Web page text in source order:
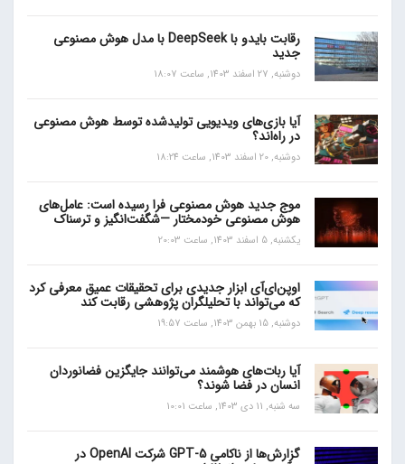
رقابت بایدو با DeepSeek با مدل هوش مصنوعی
جدید
دوشنبه, 27 اسفند 1403, ساعت 18:07
آیا بازی‌های ویدیویی تولیدشده توسط هوش مصنوعی
در راه‌اند؟
دوشنبه, 20 اسفند 1403, ساعت 18:24
موج جدید هوش مصنوعی فرا رسیده است: عامل‌های
هوش مصنوعی خودمختار —شگفت‌انگیز و ترسناک
یکشنبه, 5 اسفند 1403, ساعت 20:03
اوپن‌ای‌آی ابزار جدیدی برای تحقیقات عمیق معرفی کرد
که می‌تواند با تحلیلگران پژوهشی رقابت کند
دوشنبه, 15 بهمن 1403, ساعت 19:57
آیا ربات‌های هوشمند می‌توانند جایگزین فضانوردان
انسان در فضا شوند؟
سه شنبه, 11 دی 1403, ساعت 10:01
گزارش‌ها از ناکامی GPT-5 شرکت OpenAI در